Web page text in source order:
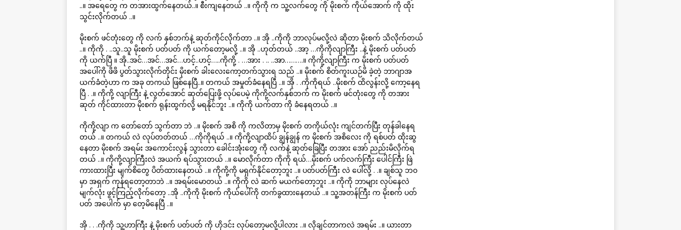
..။ အရေတွေ က တအားထွက်နေတယ်..။ စီးကျနေတယ် ..။ ကိုကို က သူ့လက်တွေ ကို မိုးစက် ကိုယ်အောက် ကို ထိုး
သွင်းလိုက်တယ် ..။
မိုးစက် ဖင်တုံးတွေ ကို လက် နှစ်ဘက်နဲ့ ဆုတ်ကိုင်လိုက်တာ ..။ အို ..ကိုကို ဘာလုပ်မလို့လဲ ဆိုတာ မိုးစက် သိလိုက်တယ်
..။ ကိုကို . ..သူ..သူ မိုးစက် ပတ်ပတ် ကို ယက်တော့မလို့ ..။ အို ..ဟုတ်တယ် ..အာ့ …ကိုကိုလျာကြီး ..နဲ့ မိုးစက် ပတ်ပတ်
ကို ယက်ပြီ ။ အို..အင်…အင်…အင်…ဟင့်..ဟင့်…..ကိုကို့ . …အား . .. ..အာ……….။ ကိုကို့လျာကြီး က မိုးစက် ပတ်ပတ်
အပေါ်ကို ဖိဖိ ပွတ်သွားလိုက်တိုင်း မိုးစက် ခါးလေးကော့တက်သွားရ သည် ..။ မိုးစက် စိတ်ကူးယဉ်မိ ခဲ့တဲ့ ဘာဂျာအ
ယက်ခံတဲ့ဟာ က အခု တကယ် ဖြစ်နေပြီ..။ တကယ် အမှုတ်ခံနေရပြီ ..။ အို . .ကိုကိုရယ် ..မိုးစက် ထိလွန်းလို့ ကော့နေရ
ပြီ . .။ ကိုကို့ လျာကြီး နဲ့ လွတ်အောင် ဆုတ်ပြေးဖို့ လုပ်ပေမဲ့ ကိုကို့လက်နှစ်ဘက် က မိုးစက် ဖင်တုံးတွေ ကို တအား
ဆုတ် ကိုင်ထားတာ မိုးစက် ရုန်းထွက်လို့ မရနိုင်ဘူး ..။ ကိုကို ယက်တာ ကို ခံနေရတယ် ..။
ကိုကို့လျာ က တော်တော် သွက်တာ ဘဲ ..။ မိုးစက် အစိ ကို ကလိတာမှ မိုးစက် တကိုယ်လုံး ကျင်တက်ပြီး တုန်ခါနေရ
တယ် ..။ တကယ် လဲ လုပ်တတ်တယ် …ကိုကိုရယ် ..။ ကိုကို့လျာထိပ် ချွန်ချွန် က မိုးစက် အစိလေး ကို ရစ်ပတ် ထိုးဆွ
နေတာ မိုးစက် အရမ်း အကောင်းလွန် သွားတာ ခေါင်းအုံးတွေ ကို လက်နဲ့ ဆုတ်ခြေပြီး တအား အော် ညည်းမိလိုက်ရ
တယ် ..။ ကိုကို့လျာကြီးလဲ အယက် ရပ်သွားတယ် ..။ မောလိုက်တာ ကိုကို ရယ်…မိုးစက် ပက်လက်ကြီး ပေါင်ကြီး ဖြဲ
ကားထားပြီး မျက်စိတွေ ပိတ်ထားနေတယ် ..။ ကိုကို့ကို မရှက်နိုင်တော့ဘူး ..။ ပတ်ပတ်ကြီး လဲ ပေါ်လို့ . .။ ချစ်သူ ဘ၀
မှာ အရှက် ကုန်ရတော့တာဘဲ ..။ အရမ်းမောတယ် ..။ ကိုကို လဲ ဆက် မယက်တော့ဘူး ..။ ကိုကို ဘာများ လုပ်နေလဲ
မျက်လုံး ဖွင့်ကြည့်လိုက်တော့ ..အို ..ကိုကို မိုးစက် ကိုယ်ပေါ်ကို တက်ခွထားနေတယ် ..။ သူ့အတန်ကြီး က မိုးစက် ပတ်
ပတ် အပေါက် မှာ တေ့မိနေပြီ ..။
အို . . .ကိုကို သူ့ဟာကြီး နဲ့ မိုးစက် ပတ်ပတ် ကို ဟိုဒင်း လုပ်တော့မလို့ပါလား ..။ လိုချင်တာကလဲ အရမ်း ..။ ယားတာ